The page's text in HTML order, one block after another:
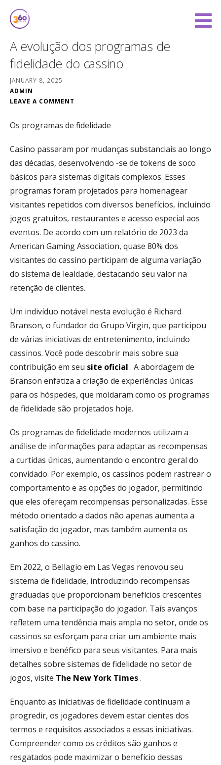
360 Degree Finance
A evolução dos programas de
fidelidade do cassino
JANUARY 8, 2025
ADMIN
LEAVE A COMMENT
Os programas de fidelidade
Casino passaram por mudanças substanciais ao longo
das décadas, desenvolvendo -se de tokens de soco
básicos para sistemas digitais complexos. Esses
programas foram projetados para homenagear
visitantes repetidos com diversos benefícios, incluindo
jogos gratuitos, restaurantes e acesso especial aos
eventos. De acordo com um relatório de 2023 da
American Gaming Association, quase 80% dos
visitantes do cassino participam de alguma variação
do sistema de lealdade, destacando seu valor na
retenção de clientes.
Um indivíduo notável nesta evolução é Richard
Branson, o fundador do Grupo Virgin, que participou
de várias iniciativas de entretenimento, incluindo
cassinos. Você pode descobrir mais sobre sua
contribuição em seu site oficial . A abordagem de
Branson enfatiza a criação de experiências únicas
para os hóspedes, que moldaram como os programas
de fidelidade são projetados hoje.
Os programas de fidelidade modernos utilizam a
análise de informações para adaptar as recompensas
a curtidas únicas, aumentando o encontro geral do
convidado. Por exemplo, os cassinos podem rastrear o
comportamento e as opções do jogador, permitindo
que eles ofereçam recompensas personalizadas. Esse
método orientado a dados não apenas aumenta a
satisfação do jogador, mas também aumenta os
ganhos do cassino.
Em 2022, o Bellagio em Las Vegas renovou seu
sistema de fidelidade, introduzindo recompensas
graduadas que proporcionam benefícios crescentes
com base na participação do jogador. Tais avanços
refletem uma tendência mais ampla no setor, onde os
cassinos se esforçam para criar um ambiente mais
imersivo e benéfico para seus visitantes. Para mais
detalhes sobre sistemas de fidelidade no setor de
jogos, visite The New York Times.
Enquanto as iniciativas de fidelidade continuam a
progredir, os jogadores devem estar cientes dos
termos e requisitos associados a essas iniciativas.
Compreender como os créditos são ganhos e
resgatados pode maximizar o benefício dessas